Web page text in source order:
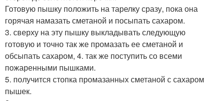
Готовую пышку положить на тарелку сразу, пока она
горячая намазать сметаной и посыпать сахаром.
3. сверху на эту пышку выкладывать следующую
готовую и точно так же промазать ее сметаной и
обсыпать сахаром, 4. так же поступить со всеми
пожаренными пышками.
5. получится стопка промазанных сметаной с сахаром
пышек.